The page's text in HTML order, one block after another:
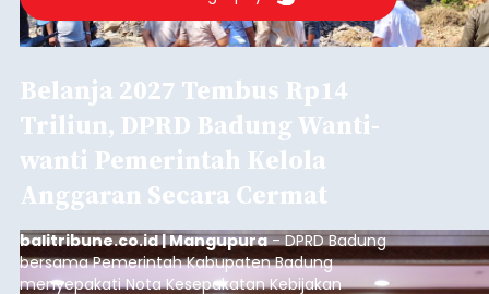
balitribune.co.id I Tabanan -Badan Anggaran
(Banggar) DPRD Tabanan mendesak pemerintah
daerah setempat untuk melakukan optimalisasi
Pendapatan Asli Daerah (PAD) pada tahun
anggaran 2027.
Optimalisasi penerimaan dari sisi PAD itu dirasa
perlu karena APBD Tabanan pada 2027 diproyeksi
mengalami penurunan pendapatan, terutama
Daerah (TKD) dari pemerintah pusat.
Tabanan
Submitted bycontributoronThu, 08/06/2026 - 20:33